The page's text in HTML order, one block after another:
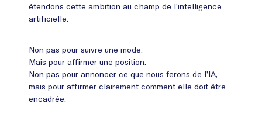
étendons cette ambition au champ de l’intelligence
artificielle.
Non pas pour suivre une mode.
Mais pour affirmer une position.
Non pas pour annoncer ce que nous ferons de l’IA,
mais pour affirmer clairement comment elle doit être
encadrée.